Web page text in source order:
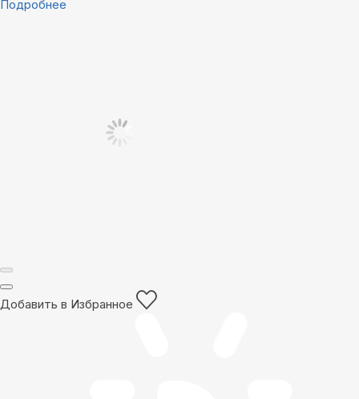
Подробнее
Добавить в Избранное